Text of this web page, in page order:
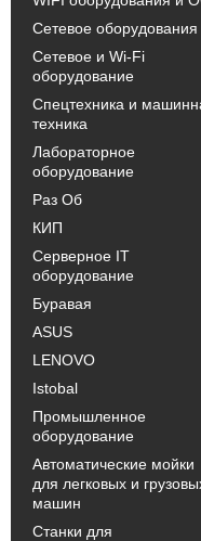
Сетевое оборудования
Сетевое и Wi-Fi
оборудование
Спецтехника и
техника
Лабораторное
оборудование
Раз Об
КИП
Серверное IT
оборудование
Буравая
ASUS
LENOVO
Istobal
Промышленное
оборудование
Автоматические мойки
для легковых и
машин
Станки для